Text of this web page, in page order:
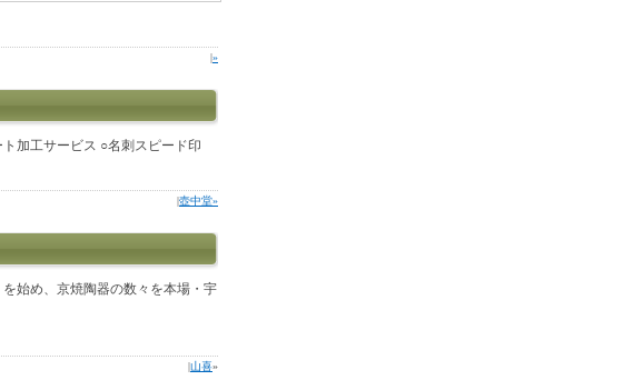
|»
加工サービス ○名刺スピード印
|壺中堂»
始め、京焼陶器の数々を本場・宇
|山喜»